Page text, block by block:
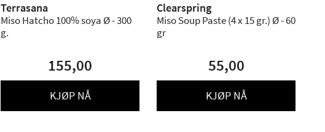
Terrasana
Miso Hatcho 100% soya Ø - 300
g.
155,00
KJØP NÅ
Clearspring
Miso Soup Paste (4 x 15 gr.) Ø - 60
gr
55,00
KJØP NÅ